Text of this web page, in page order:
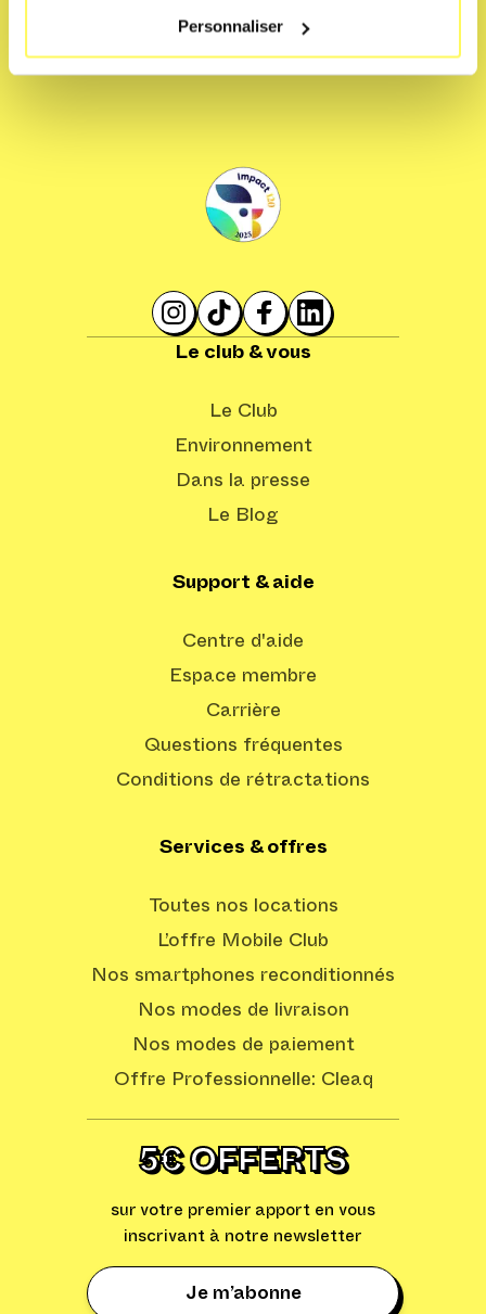
Personnaliser
Le club & vous
Le Club
Environnement
Dans la presse
Le Blog
Support & aide
Centre d'aide
Espace membre
Carrière
Questions fréquentes
Conditions de rétractations
Services & offres
Toutes nos locations
L’offre Mobile Club
Nos smartphones reconditionnés
Nos modes de livraison
Nos modes de paiement
Offre Professionnelle: Cleaq
5€ OFFERTS
sur votre premier apport en vous
inscrivant à notre newsletter
Je m’abonne